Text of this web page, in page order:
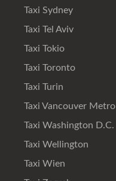
Taxi Sydney
Taxi Tel Aviv
Taxi Tokio
Taxi Toronto
Taxi Turin
Taxi Vancouver Metro
Taxi Washington D.C.
Taxi Wellington
Taxi Wien